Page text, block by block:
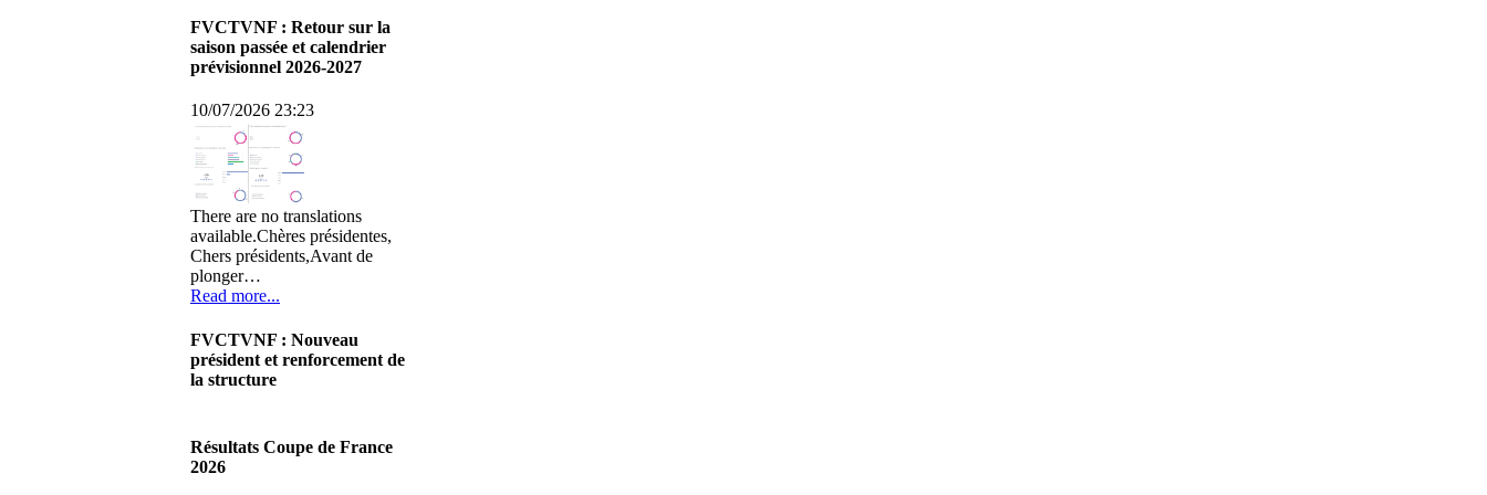
FVCTVNF : Retour sur la
saison passée et calendrier
prévisionnel 2026-2027
10/07/2026 23:23
There are no translations
available.Chères présidentes,
Chers présidents,Avant de
plonger…
Read more...
FVCTVNF : Nouveau
président et renforcement de
la structure
There are no translations
available.Chères Présidentes,
Résultats Coupe de France
2026